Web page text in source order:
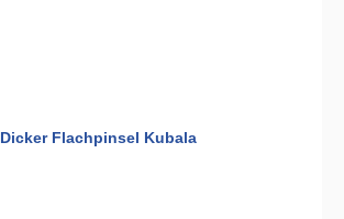
Dicker Flachpinsel Kubala